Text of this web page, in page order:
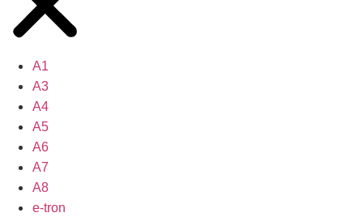
A1
A3
A4
A5
A6
A7
A8
e-tron